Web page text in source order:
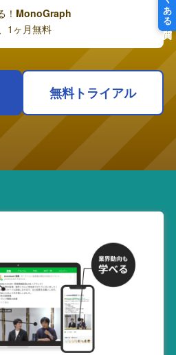
！ MonoGraph
1ヶ月無料
無料トライアル